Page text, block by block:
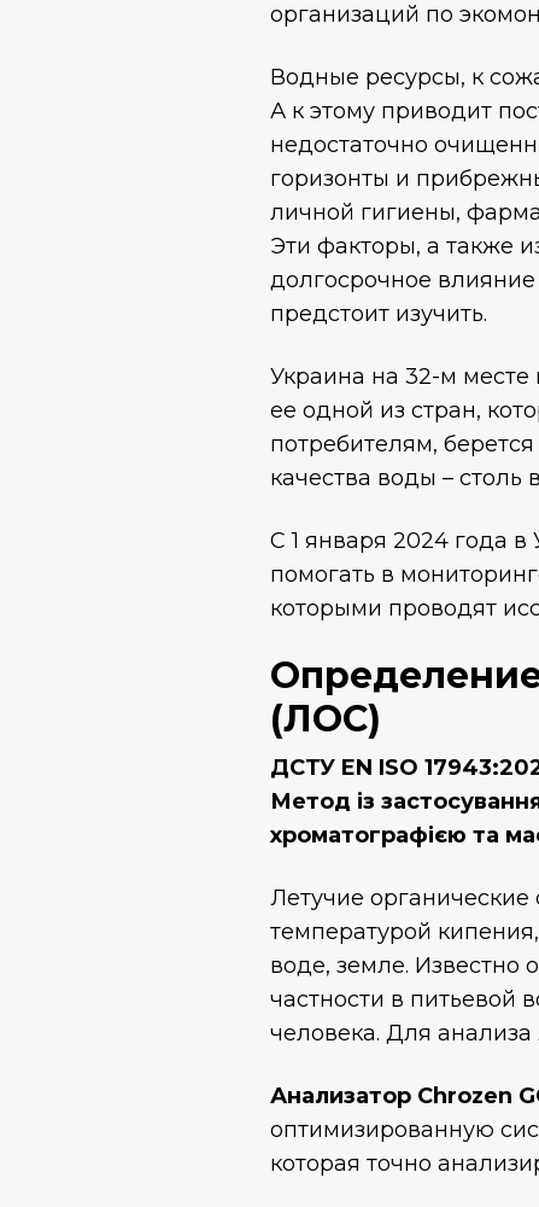
организаций по
Водные ресурсы, к
А к этому приводит
недостаточно
горизонты и
личной гигиены,
Эти факторы, а также
долгосрочное
предстоит изучить.
Украина на 32-м месте
ее одной из стран,
потребителям,
качества воды – столь
С 1 января 2024 года
помогать в
которыми проводят
(ЛОС)
ДСТУ EN ISO
Метод із
хроматографією та
Летучие органические
температурой
воде, земле. Известно
частности в питьевой
человека. Для
Анализатор Chrozen
оптимизированную
которая точно